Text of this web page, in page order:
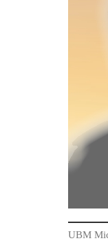
UBM